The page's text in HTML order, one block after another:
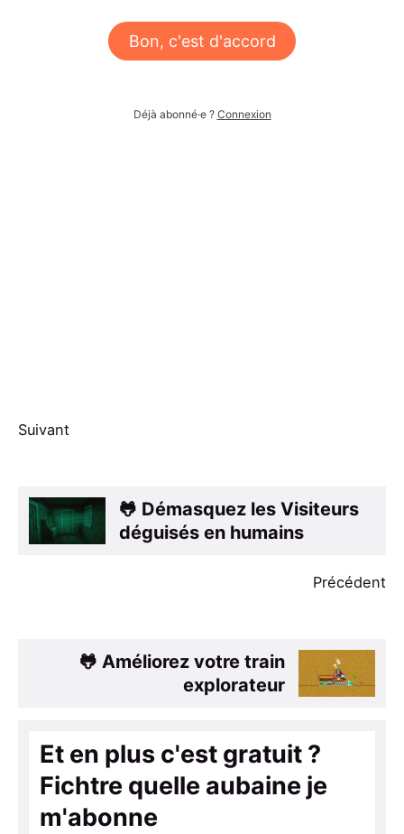
Bon, c'est d'accord
Déjà abonné·e ? Connexion
Suivant
🐸 Démasquez les Visiteurs
déguisés en humains
Précédent
🐸 Améliorez votre train
explorateur
Et en plus c'est gratuit ?
Fichtre quelle aubaine je
m'abonne